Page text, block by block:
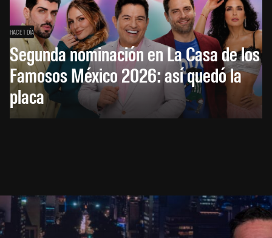
HACE 1 DÍA
Segunda nominación en La Casa de los
Famosos México 2026: así quedó la
placa